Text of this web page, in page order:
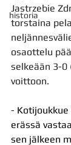
historia
Jastrzebie
torstaina
osaottelu
selkeään 3-0
voittoon.
-
erässä
sen jälkeen